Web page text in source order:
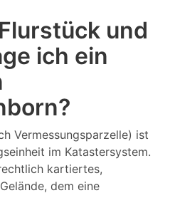
und
ich ein
Vermessungsparzelle) ist
im Katastersystem.
kartiertes,
dem eine